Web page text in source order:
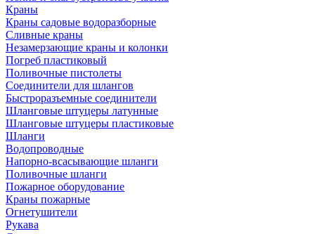
Краны
Краны садовые водоразборные
Сливные краны
Незамерзающие краны и колонки
Погреб пластиковый
Поливочные пистолеты
Соединители для шлангов
Быстроразъемные соединители
Шланговые штуцеры латунные
Шланговые штуцеры пластиковые
Шланги
Водопроводные
Напорно-всасывающие шланги
Поливочные шланги
Пожарное оборудование
Краны пожарные
Огнетушители
Рукава